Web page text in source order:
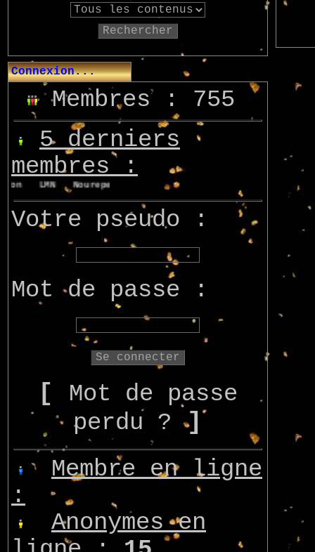
Rechercher
Connexion...
Membres : 755
5 derniers
membres :
LMN Nourepe Marcsupilami
Votre pseudo :
Mot de passe :
[ Mot de passe
perdu ? ]
Membre en ligne
:
Anonymes en